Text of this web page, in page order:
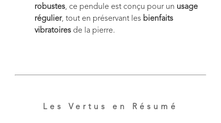
robustes, ce pendule est conçu pour un usage
régulier, tout en préservant les bienfaits
vibratoires de la pierre.
Les Vertus en Résumé